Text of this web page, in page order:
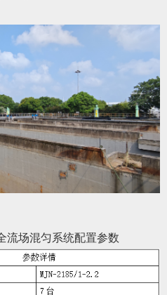
流场混匀系统配置参数